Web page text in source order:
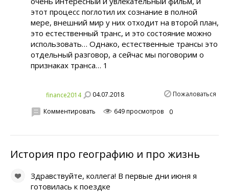
этот процесс поглотил их сознание в полной
мере, внешний мир у них отходит на второй план,
это естественный транс, и это состояние можно
использовать… Однако, естественные трансы это
отдельный разговор, а сейчас мы поговорим о
признаках транса… 1
finance2014 04.07.2018 Пожаловаться
Комментировать 649 просмотров 0
История про географию и про жизнь
Здравствуйте, коллега! В первые дни июня я
готовилась к поездке